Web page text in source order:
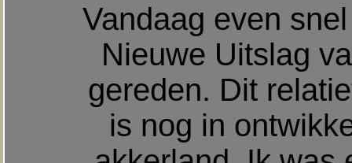
Vandaag even
Nieuwe Uitslag
gereden. Dit
is nog in